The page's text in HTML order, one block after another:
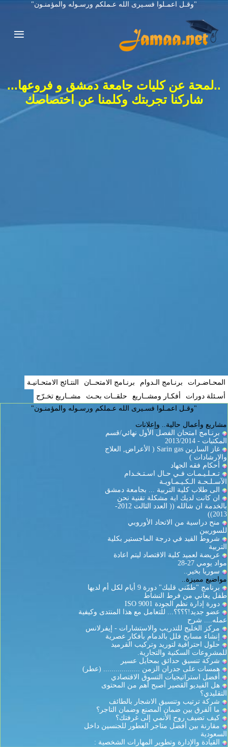
"وقـل اعمـلوا فسـيرى الله عـملكم ورسـوله والمؤمنـون"
..لمحة عن كليات جامعة دمشق و فروعها...
شاركنا تجربتك وكلمنا عن اختصاصك
المحـاضـرات برنـامج الـدوام برنـامج الامتحــان
النتـائج الامتحـانيـة
أسـئلة دورات
أفكـار ومشــاريع حلقــات بحـث
مشــاريع تخـرّج
"وقـل اعمـلوا فسـيرى الله عـملكم ورسـوله والمؤمنـون"
مشاريع وأعمال حالية.. وإعلانات
برنـامج امتحان الفصل الأول نهائي/قسم
المكتبات - 2013/2014
غاز السارين Sarin gas ( الأعراض, العلاج
والارشادات )
أحكام فقه الجهاد
تـعـلـيـمـات فـي حـال اسـتـخـدام
الآسـلـحـة الـكـيـمـاويـة
الى طلاب كلية التربية ... بجامعة دمشق
ان كانت لديك اية مشكلة تقنية نحن
بالخدمة ان شالله (( العدد الثالث 2012-
2013))
منح دراسية من الاتحاد الأوروبي
للسوريين
شروط القيد في درجة الماجستير بكلية
التربية
عريضة لعميد كلية الاقتصاد ليتم اعادة
مواد يومي 27-28
سوريا بخير..
مواضيع مميزة..
برنامج "طمّني قلبك" دورة 9 أيام لكل أم لديها
طفل يعاني من فرط النشاط
دورة إدارة نظم الجودة ISO 9001
عضو جديد!؟؟؟؟... للتعامل مع هذا المنتدى وكيفية
عمله.... شرح
مركز الخليج للتدريب والاستشارات - إيفرلانس
إنشاء مسابح فلل بالدمام بأفكار عصرية
حلول احترافية لتوريد وتركيب القرميد
للمشروعات السكنية والتجارية.
شركة تنسيق حدائق بمحايل عسير
همسات على جدران الزمن .................. (عطر)
أفضل استراتيجيات التسوق الاقتصادي
هل الفيديو القصير أصبح أهم من المحتوى
التقليدي؟
شركة ترتيب وتنسيق الاشجار بالطائف
ما الفرق بين ضمان المصنع وضمان التاجر؟
كيف تضيف روح الأنمي إلى غرفتك؟
مقارنة بين أفضل متاجر العطور للجنسين داخل
السعودية
القيادة والإدارة وتطوير المهارات الشخصية :